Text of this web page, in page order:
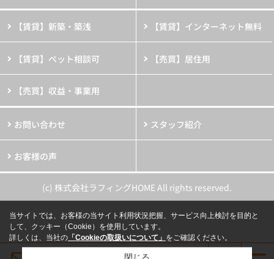
【賃貸】新築・築浅 【賃貸】インターネット無料
【賃貸】ペット相談可 【売買】居住用
【売買】収益・事業用
お問い合わせ スタッフ紹介
お客様の声
(c) 株式会社ラフィングHOME All rights reserved.
当サイトでは、お客様の当サイト利用状況把握、サービス向上検討を目的と
して、クッキー（Cookie）を使用しています。
詳しくは、当社の 「Cookieの取扱いについて」 をご確認ください。
閉じる